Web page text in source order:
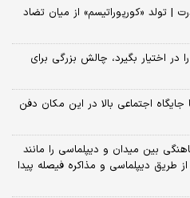
| تولد «کورپوراتیسم» از میان تضاد
در اختیار بگیرد، چالش بزرگی برای
اجتماعی بالا در این مکان دفن
بین میدان و دیپلماسی را مانند
طریق دیپلماسی و مذاکره فیصله پیدا